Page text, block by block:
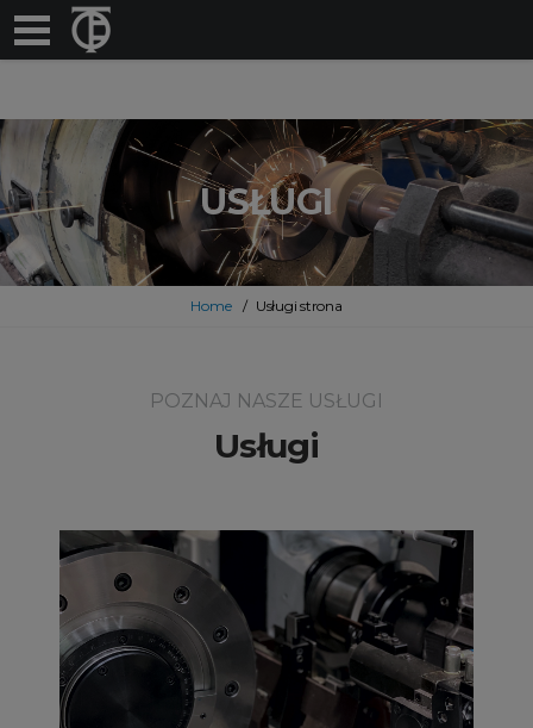
USŁUGI
Home Usługi strona
POZNAJ NASZE USŁUGI
Usługi